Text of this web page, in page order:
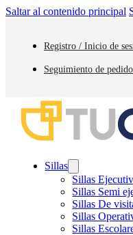
Saltar al contenido principal
Registro / Inicio de
Seguimiento de pedido
Sillas
Sillas
Sillas Semi
Sillas De
Sillas
Sillas